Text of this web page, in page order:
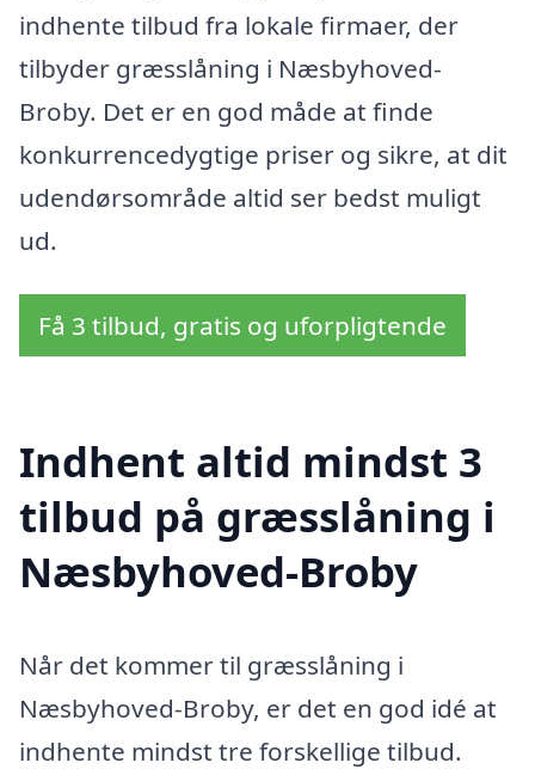
indhente tilbud fra lokale firmaer, der
tilbyder græsslåning i Næsbyhoved-
Broby. Det er en god måde at finde
konkurrencedygtige priser og sikre, at dit
udendørsområde altid ser bedst muligt
ud.
Få 3 tilbud, gratis og uforpligtende
Indhent altid mindst 3
tilbud på græsslåning i
Næsbyhoved-Broby
Når det kommer til græsslåning i
Næsbyhoved-Broby, er det en god idé at
indhente mindst tre forskellige tilbud.